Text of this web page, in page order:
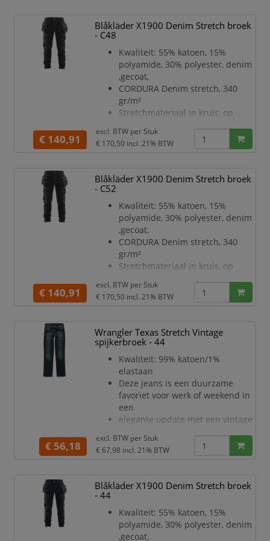
duimstokzak,
CORDURA stretch versterkte
Gulp met knopen
Twee riemlussen aan de
zijkanten met knoop voor een
hamerlus
D-ring
Brede riemlus aan achterkant
Metalen knopen
Meshouder met knoop
Blåkläder X1900 Denim Stretch broek
- C48
Kwaliteit: 55% katoen, 15%
polyamide, 30% polyester, denim
,gecoat,
CORDURA Denim stretch, 340
gr/m²
Stretchmateriaal in kruis, op
stretch
CORDURA 1000-versterkte
duimstokzak,
CORDURA stretch versterkte
Gulp met knopen
Twee riemlussen aan de
zijkanten met knoop voor een
hamerlus
D-ring
Brede riemlus aan achterkant
Metalen knopen
Meshouder met knoop
€ 140,91
excl. BTW per Stuk
€ 170,50 incl. 21% BTW
Blåkläder X1900 Denim Stretch broek
- C52
Kwaliteit: 55% katoen, 15%
polyamide, 30% polyester, denim
,gecoat,
CORDURA Denim stretch, 340
gr/m²
Stretchmateriaal in kruis, op
stretch
CORDURA 1000-versterkte
duimstokzak,
CORDURA stretch versterkte
Gulp met knopen
Twee riemlussen aan de
zijkanten met knoop voor een
hamerlus
D-ring
Brede riemlus aan achterkant
Metalen knopen
Meshouder met knoop
€ 140,91
excl. BTW per Stuk
€ 170,50 incl. 21% BTW
Wrangler Texas Stretch Vintage
spijkerbroek - 44
Kwaliteit: 99% katoen/1%
elastaan
Deze jeans is een duurzame
favoriet voor werk of weekend in
een
elegante update met een vintage
verkleuring
Voorzien van ritssluiting
een regular rise en rechte pijpen
is
Vijf traditionele zakken bieden
plaats aan al je spullen en
€ 56,18
excl. BTW per Stuk
€ 67,98 incl. 21% BTW
Blåkläder X1900 Denim Stretch broek
- 44
Kwaliteit: 55% katoen, 15%
polyamide, 30% polyester, denim
,gecoat,